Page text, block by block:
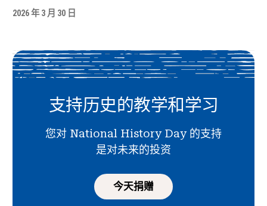
2026 年 3 月 30 日
支持历史的教学和学习
您对 National History Day 的支持
是对未来的投资
今天捐赠